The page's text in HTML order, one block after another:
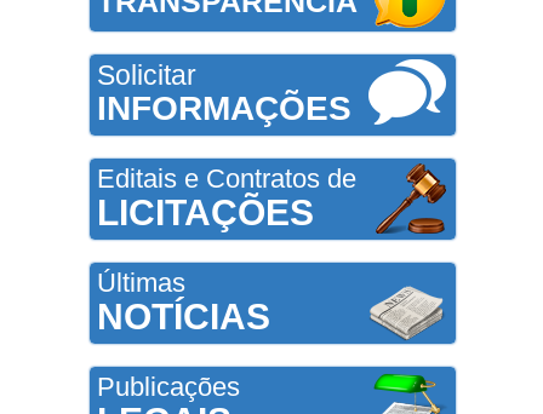
Solicitar
INFORMAÇÕES
Editais e Contratos de
LICITAÇÕES
Últimas
NOTÍCIAS
Publicações